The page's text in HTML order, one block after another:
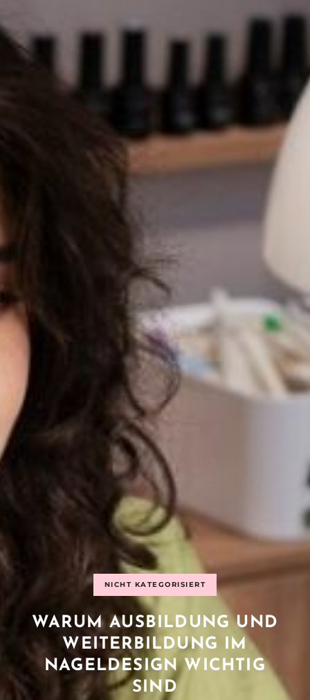
NICHT KATEGORISIERT
WARUM AUSBILDUNG UND
WEITERBILDUNG IM
NAGELDESIGN WICHTIG
SIND